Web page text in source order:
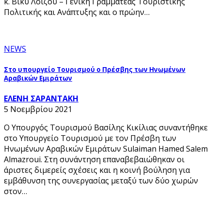
Πολιτικής και Ανάπτυξης και o πρώην…
NEWS
Στο υπουργείο Τουρισμού ο Πρέσβης των Ηνωμένων
Αραβικών Εμιράτων
ΕΛΕΝΗ ΣΑΡΑΝΤΑΚΗ
5 Νοεμβρίου 2021
Ο Υπουργός Τουρισμού Βασίλης Κικίλιας συναντήθηκε
στο Υπουργείο Τουρισμού με τον Πρέσβη των
Ηνωμένων Αραβικών Εμιράτων Sulaiman Hamed Salem
Almazroui. Στη συνάντηση επαναβεβαιώθηκαν οι
άριστες διμερείς σχέσεις και η κοινή βούληση για
εμβάθυνση της συνεργασίας μεταξύ των δύο χωρών
στον…